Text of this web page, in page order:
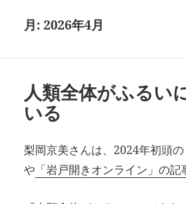
月:2026年4月
人類全体がふるい
いる
梨岡京美さんは、2024年初頭
や 「岩戸開きオンライン」の記